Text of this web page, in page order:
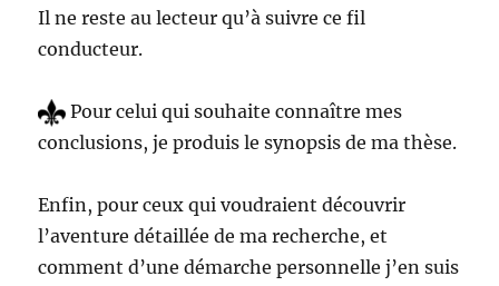
Il ne reste au lecteur qu’à suivre ce fil
conducteur.
Pour celui qui souhaite connaître mes
conclusions, je produis le synopsis de ma thèse.
Enfin, pour ceux qui voudraient découvrir
l’aventure détaillée de ma recherche, et
comment d’une démarche personnelle j’en suis